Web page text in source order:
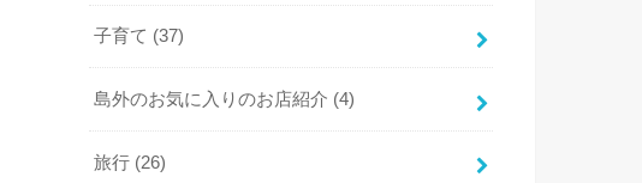
子育て (37)
島外のお気に入りのお店紹介 (4)
旅行 (26)